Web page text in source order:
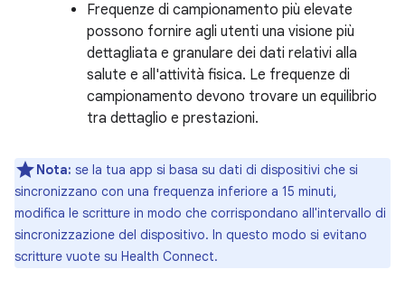
Frequenze di campionamento più elevate
possono fornire agli utenti una visione più
dettagliata e granulare dei dati relativi alla
salute e all'attività fisica. Le frequenze di
campionamento devono trovare un equilibrio
tra dettaglio e prestazioni.
Nota: se la tua app si basa su dati di dispositivi che si
sincronizzano con una frequenza inferiore a 15 minuti,
modifica le scritture in modo che corrispondano all'intervallo di
sincronizzazione del dispositivo. In questo modo si evitano
scritture vuote su Health Connect.